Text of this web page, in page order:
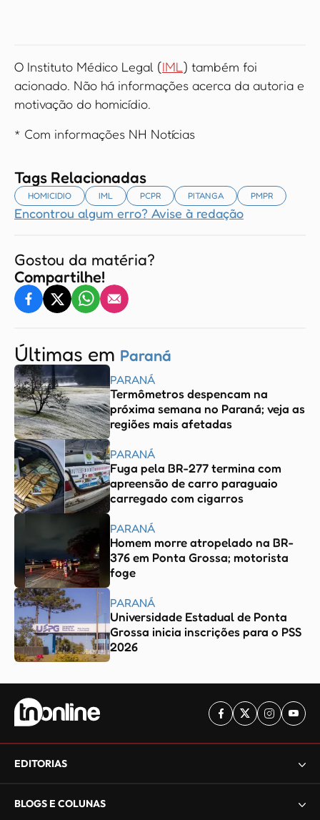
O Instituto Médico Legal (IML ) também foi
acionado. Não há informações acerca da autoria e
motivação do homicídio.
* Com informações NH Notícias
Tags Relacionadas
HOMICIDIO IML PCPR PITANGA PMPR
Encontrou algum erro? Avise à redação
Gostou da matéria?
Compartilhe!
Últimas em Paraná
PARANÁ
Termômetros despencam na
próxima semana no Paraná; veja as
regiões mais afetadas
PARANÁ
Fuga pela BR-277 termina com
apreensão de carro paraguaio
carregado com cigarros
PARANÁ
Homem morre atropelado na BR-
376 em Ponta Grossa; motorista
foge
PARANÁ
Universidade Estadual de Ponta
Grossa inicia inscrições para o PSS
2026
EDITORIAS
BLOGS E COLUNAS